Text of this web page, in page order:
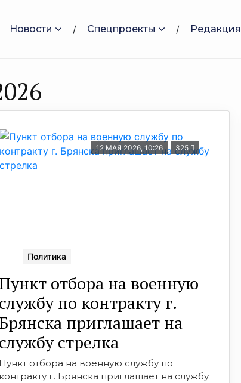
Новости Спецпроекты Редакция
12 МАЯ 2026, 10:26 325
Политика
отбора на военную
службу по контракту г.
приглашает на
службу стрeлкa
Пункт отбора на военную службу по
контракту г. Брянска приглашает на службу